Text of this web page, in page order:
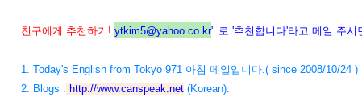
친구에게 추천하기! ytkim5@yahoo.co.kr" 로 '추천합니다'라고 메일 주시
1. Today's English from Tokyo 971 아침 메일입니다.( since 2008/10/24 )
2. Blogs : http://www.canspeak.net (Korean).